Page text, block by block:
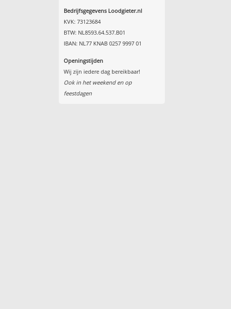
Bedrijfsgegevens Loodgieter.nl
KVK: 73123684
BTW: NL8593.64.537.B01
IBAN: NL77 KNAB 0257 9997 01
Openingstijden
Wij zijn iedere dag bereikbaar!
Ook in het weekend en op
feestdagen